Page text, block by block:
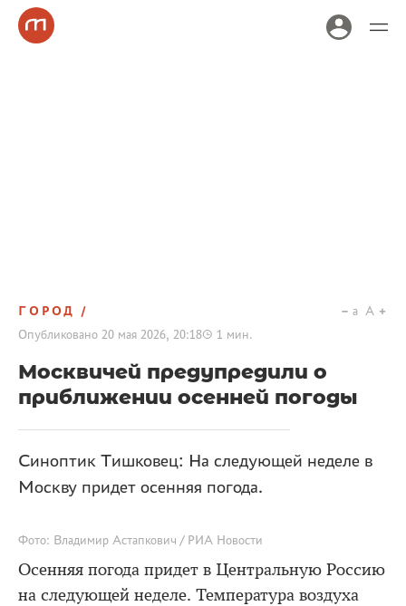
ГОРОД
Опубликовано 20 мая 2026, 20:18 1 мин.
a A
Москвичей предупредили о
приближении осенней погоды
Синоптик Тишковец: На следующей неделе в
Москву придет осенняя погода.
Фото: Владимир Астапкович / РИА Новости
Осенняя погода придет в Центральную Россию
на следующей неделе. Температура воздуха